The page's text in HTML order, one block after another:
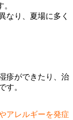
なり、夏場に多く
疹ができたり、治
す。
アレルギーを発症